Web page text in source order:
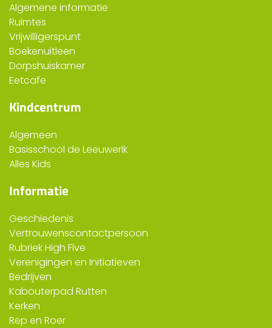
Algemene informatie
Ruimtes
Vrijwilligerspunt
Boekenuitleen
Dorpshuiskamer
Eetcafe
Kindcentrum
Algemeen
Basisschool de Leeuwerik
Alles Kids
Informatie
Geschiedenis
Vertrouwenscontactpersoon
Rubriek High Five
Verenigingen en Initiatieven
Bedrijven
Kabouterpad Rutten
Kerken
Rep en Roer